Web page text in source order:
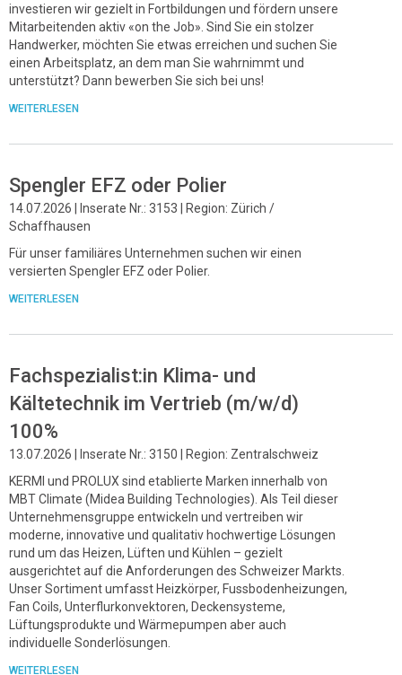
investieren wir gezielt in Fortbildungen und fördern unsere
Mitarbeitenden aktiv «on the Job». Sind Sie ein stolzer
Handwerker, möchten Sie etwas erreichen und suchen Sie
einen Arbeitsplatz, an dem man Sie wahrnimmt und
unterstützt? Dann bewerben Sie sich bei uns!
WEITERLESEN
Spengler EFZ oder Polier
14.07.2026 | Inserate Nr.: 3153 | Region: Zürich /
Schaffhausen
Für unser familiäres Unternehmen suchen wir einen
versierten Spengler EFZ oder Polier.
WEITERLESEN
Fachspezialist:in Klima- und
Kältetechnik im Vertrieb (m/w/d)
100%
13.07.2026 | Inserate Nr.: 3150 | Region: Zentralschweiz
KERMI und PROLUX sind etablierte Marken innerhalb von
MBT Climate (Midea Building Technologies). Als Teil dieser
Unternehmensgruppe entwickeln und vertreiben wir
moderne, innovative und qualitativ hochwertige Lösungen
rund um das Heizen, Lüften und Kühlen – gezielt
ausgerichtet auf die Anforderungen des Schweizer Markts.
Unser Sortiment umfasst Heizkörper, Fussbodenheizungen,
Fan Coils, Unterflurkonvektoren, Deckensysteme,
Lüftungsprodukte und Wärmepumpen aber auch
individuelle Sonderlösungen.
WEITERLESEN